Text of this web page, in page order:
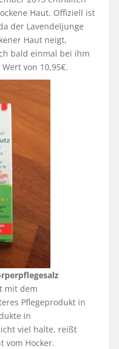
Haut. Offiziell ist
der Lavendeljunge
Haut neigt,
bald einmal bei ihm
von 10,95€.
mit dem
Pflegeprodukt in
in
viel halte, reißt
vom Hocker.